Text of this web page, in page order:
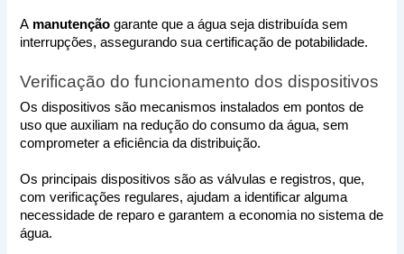
A manutenção garante que a água seja distribuída sem
interrupções, assegurando sua certificação de potabilidade.
Verificação do funcionamento dos dispositivos
Os dispositivos são mecanismos instalados em pontos de
uso que auxiliam na redução do consumo da água, sem
comprometer a eficiência da distribuição.
Os principais dispositivos são as válvulas e registros, que,
com verificações regulares, ajudam a identificar alguma
necessidade de reparo e garantem a economia no sistema de
água.